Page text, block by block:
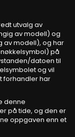
utvalg av
av modell) og
av modell), og har
på
datoen til
og vil
forhandler har
denne
på tide, og den er
oppgaven enn et